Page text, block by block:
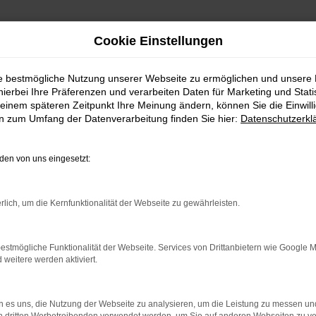
– PREISWERT MOBIL IN
wenn es um Mobilität in Holzkirchen geht. Vielerorts wird
Yaris Gebrauchtwagen ist sowohl in der aktuellen
erstklassig ist, dürfen Sie sich auf viele Kilometer auf
mit allerlei Extras und einer bemerkenswerten
Network Error
Cookie Einstellungen
bestmögliche Nutzung unserer Webseite zu ermöglichen und unsere
Ihre Präferenzen und verarbeiten Daten für Marketing und
späteren Zeitpunkt Ihre Meinung ändern, können Sie die
zum Umfang der Datenverarbeitung finden Sie hier:
von uns eingesetzt:
um die Kernfunktionalität der Webseite zu gewährleisten.
Funktionalität der Webseite. Services von Drittanbietern wie Google
weitere werden aktiviert.
es uns, die Nutzung der Webseite zu analysieren, um die Leistung zu messen